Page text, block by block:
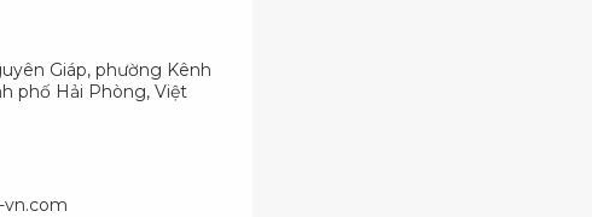
Giáp, phường Kênh
phố Hải Phòng, Việt
vn.com